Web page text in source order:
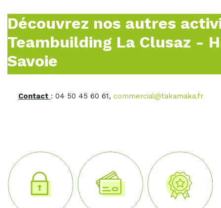
Découvrez nos autres
Teambuilding La Clusaz -
Savoie
Contact : 04 50 45 60 61, commercial@takamaka.fr